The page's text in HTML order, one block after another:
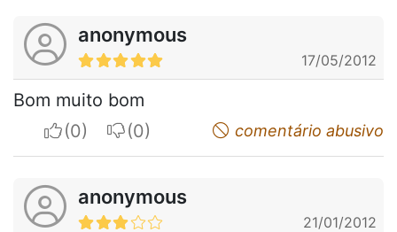
anonymous
17/05/2012
Bom muito bom
I apreciateI do not appreciatecomentário abusivo
anonymous
21/01/2012